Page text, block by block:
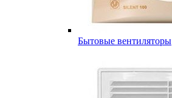
Бытовые вентиляторы